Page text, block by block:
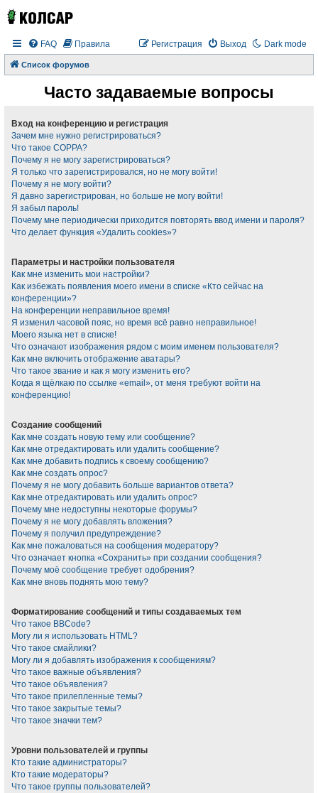
Dark mode
FAQ Правила Выход
Регистрация
Список форумов
Часто задаваемые вопросы
Вход на конференцию и регистрация
Зачем мне нужно регистрироваться?
Что такое COPPA?
Почему я не могу зарегистрироваться?
Я только что зарегистрировался, но не могу войти!
Почему я не могу войти?
Я давно зарегистрирован, но больше не могу войти!
Я забыл пароль!
Почему мне периодически приходится повторять ввод имени и пароля?
Что делает функция «Удалить cookies»?
Параметры и настройки пользователя
Как мне изменить мои настройки?
Как избежать появления моего имени в списке «Кто сейчас на
конференции»?
На конференции неправильное время!
Я изменил часовой пояс, но время всё равно неправильное!
Моего языка нет в списке!
Что означают изображения рядом с моим именем пользователя?
Как мне включить отображение аватары?
Что такое звание и как я могу изменить его?
Когда я щёлкаю по ссылке «email», от меня требуют войти на
конференцию!
Создание сообщений
Как мне создать новую тему или сообщение?
Как мне отредактировать или удалить сообщение?
Как мне добавить подпись к своему сообщению?
Как мне создать опрос?
Почему я не могу добавить больше вариантов ответа?
Как мне отредактировать или удалить опрос?
Почему мне недоступны некоторые форумы?
Почему я не могу добавлять вложения?
Почему я получил предупреждение?
Как мне пожаловаться на сообщения модератору?
Что означает кнопка «Сохранить» при создании сообщения?
Почему моё сообщение требует одобрения?
Как мне вновь поднять мою тему?
Форматирование сообщений и типы создаваемых тем
Что такое BBCode?
Могу ли я использовать HTML?
Что такое смайлики?
Могу ли я добавлять изображения к сообщениям?
Что такое важные объявления?
Что такое объявления?
Что такое прилепленные темы?
Что такое закрытые темы?
Что такое значки тем?
Уровни пользователей и группы
Кто такие администраторы?
Кто такие модераторы?
Что такое группы пользователей?